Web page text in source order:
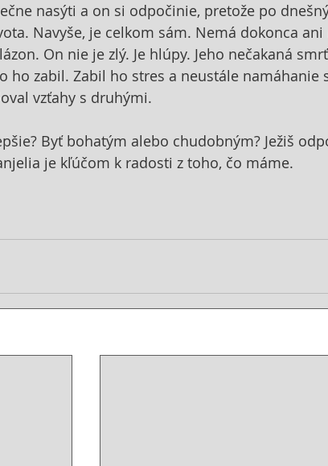
nasýti a on si odpočinie, pretože po
Navyše, je celkom sám. Nemá dokonca
On nie je zlý. Je hlúpy. Jeho nečakaná
ho zabil. Zabil ho stres a neustále namáhanie
vzťahy s druhými.
Byť bohatým alebo chudobným? Ježiš
je kľúčom k radosti z toho, čo máme.